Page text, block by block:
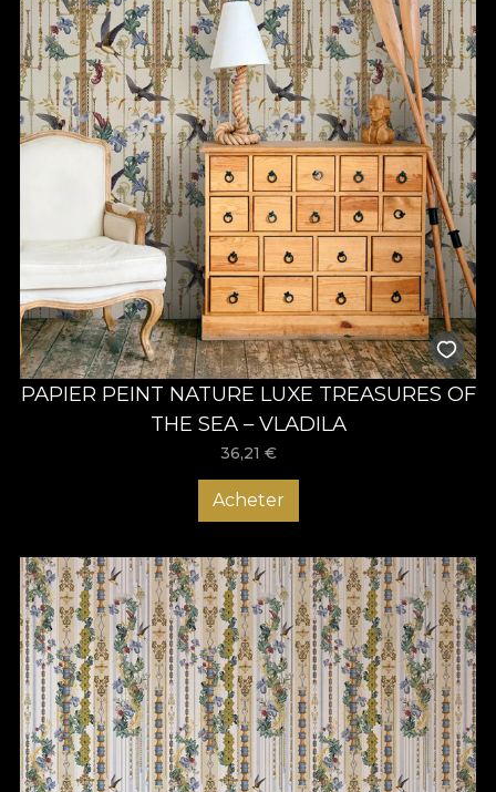
PAPIER PEINT NATURE LUXE TREASURES OF
THE SEA – VLADILA
36,21 €
Acheter